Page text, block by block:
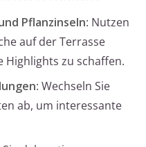
Pflanzinseln: Nutzen
auf der Terrasse
zu schaffen.
: Wechseln Sie
ab, um interessante